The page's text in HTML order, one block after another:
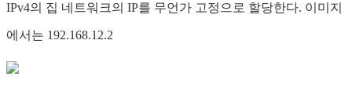
IPv4의 집 네트워크의 IP를 무언가 고정으로 할당한다. 이미지
에서는 192.168.12.2